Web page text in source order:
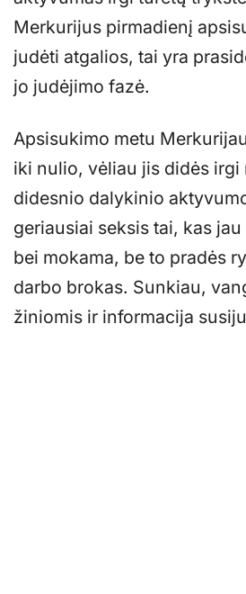
Merkurijus pirmadienį
judėti atgalios, tai yra
jo judėjimo fazė.
Apsisukimo metu
iki nulio, vėliau jis didės irgi
didesnio dalykinio
geriausiai seksis tai, kas
bei mokama, be to pradės
darbo brokas. Sunkiau,
žiniomis ir informacija